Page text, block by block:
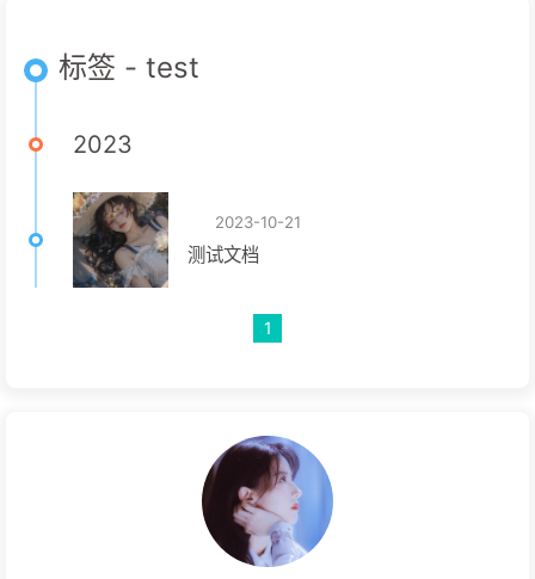
标签 - test
2023
2023-10-21
测试文档
1